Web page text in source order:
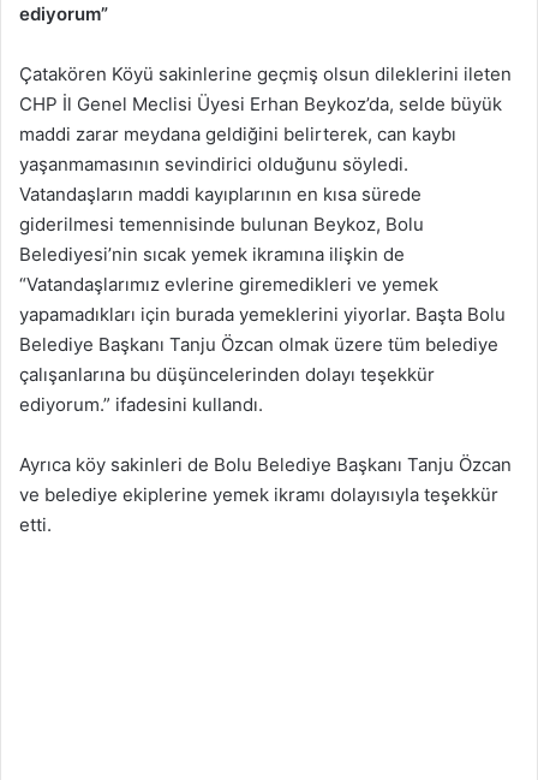
ediyorum”
Çatakören Köyü sakinlerine geçmiş olsun dileklerini ileten
CHP İl Genel Meclisi Üyesi Erhan Beykoz’da, selde büyük
maddi zarar meydana geldiğini belirterek, can kaybı
yaşanmamasının sevindirici olduğunu söyledi.
Vatandaşların maddi kayıplarının en kısa sürede
giderilmesi temennisinde bulunan Beykoz, Bolu
Belediyesi’nin sıcak yemek ikramına ilişkin de
“Vatandaşlarımız evlerine giremedikleri ve yemek
yapamadıkları için burada yemeklerini yiyorlar. Başta Bolu
Belediye Başkanı Tanju Özcan olmak üzere tüm belediye
çalışanlarına bu düşüncelerinden dolayı teşekkür
ediyorum.” ifadesini kullandı.
Ayrıca köy sakinleri de Bolu Belediye Başkanı Tanju Özcan
ve belediye ekiplerine yemek ikramı dolayısıyla teşekkür
etti.